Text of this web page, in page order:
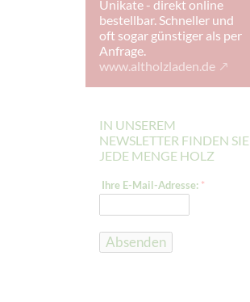
Unikate - direkt online
bestellbar. Schneller und
oft sogar günstiger als per
Anfrage.
www.altholzladen.de
IN UNSEREM
NEWSLETTER FINDEN SIE
JEDE MENGE HOLZ
h
e
M
Ihre E-Mail-Adresse: *
Absenden